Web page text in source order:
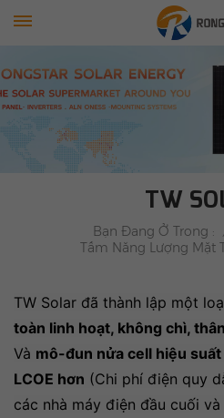
TW
Bạn Đang Ở Trong :
Tấm Năng Lượng Mặt
TW Solar đã thành lập một
toàn linh hoạt, không chì,
Và mô-đun nửa cell hiệu suất
LCOE hơn (Chi phí điện quy
các nhà máy điện đầu cuối